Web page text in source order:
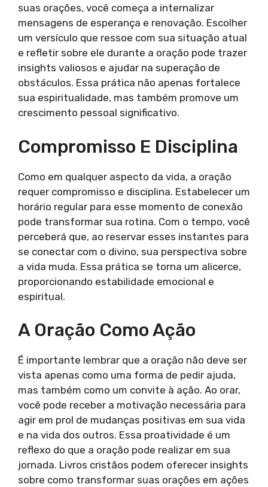
suas orações, você começa a internalizar
mensagens de esperança e renovação. Escolher
um versículo que ressoe com sua situação atual
e refletir sobre ele durante a oração pode trazer
insights valiosos e ajudar na superação de
obstáculos. Essa prática não apenas fortalece
sua espiritualidade, mas também promove um
crescimento pessoal significativo.
Compromisso E Disciplina
Como em qualquer aspecto da vida, a oração
requer compromisso e disciplina. Estabelecer um
horário regular para esse momento de conexão
pode transformar sua rotina. Com o tempo, você
perceberá que, ao reservar esses instantes para
se conectar com o divino, sua perspectiva sobre
a vida muda. Essa prática se torna um alicerce,
proporcionando estabilidade emocional e
espiritual.
A Oração Como Ação
É importante lembrar que a oração não deve ser
vista apenas como uma forma de pedir ajuda,
mas também como um convite à ação. Ao orar,
você pode receber a motivação necessária para
agir em prol de mudanças positivas em sua vida
e na vida dos outros. Essa proatividade é um
reflexo do que a oração pode realizar em sua
jornada. Livros cristãos podem oferecer insights
sobre como transformar suas orações em ações